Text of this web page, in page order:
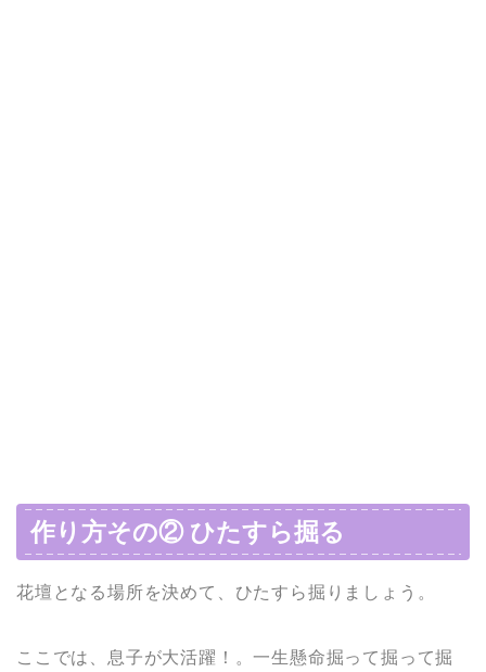
作り方その② ひたすら掘る
花壇となる場所を決めて、ひたすら掘りましょう。
ここでは、息子が大活躍！。一生懸命掘って掘って掘